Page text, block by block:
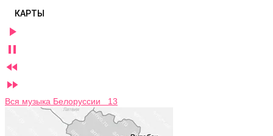
КАРТЫ




Вся музыка Белоруссии 13